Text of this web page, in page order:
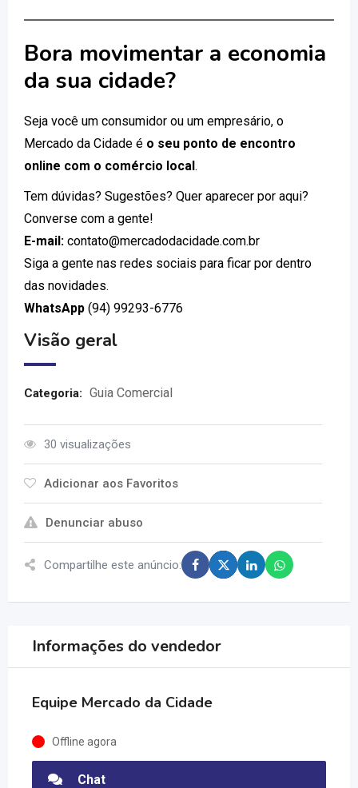
Bora movimentar a economia
da sua cidade?
Seja você um consumidor ou um empresário, o
Mercado da Cidade é o seu ponto de encontro
online com o comércio local.
Tem dúvidas? Sugestões? Quer aparecer por aqui?
Converse com a gente!
E-mail: contato@mercadodacidade.com.br
Siga a gente nas redes sociais para ficar por dentro
das novidades.
WhatsApp (94) 99293-6776
Visão geral
Categoria: Guia Comercial
30 visualizações
Adicionar aos Favoritos
Denunciar abuso
Compartilhe este anúncio:
Informações do vendedor
Equipe Mercado da Cidade
Offline agora
Chat